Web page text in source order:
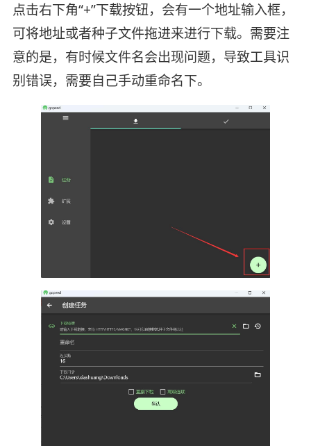
点击右下角“+”下载按钮，会有一个地址输入框，
可将地址或者种子文件拖进来进行下载。需要注
意的是，有时候文件名会出现问题，导致工具识
别错误，需要自己手动重命名下。